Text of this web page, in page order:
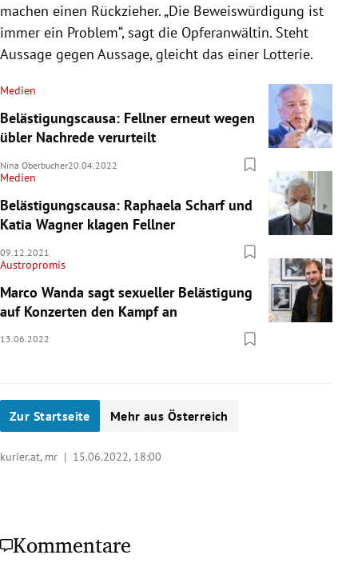
machen einen Rückzieher. „Die Beweiswürdigung ist
immer ein Problem“, sagt die Opferanwältin. Steht
Aussage gegen Aussage, gleicht das einer Lotterie.
Medien
Belästigungscausa: Fellner erneut wegen
übler Nachrede verurteilt
Nina Oberbucher20.04.2022
Medien
Belästigungscausa: Raphaela Scharf und
Katia Wagner klagen Fellner
09.12.2021
Austropromis
Marco Wanda sagt sexueller Belästigung
auf Konzerten den Kampf an
13.06.2022
Zur Startseite Mehr aus Österreich
kurier.at, mr | 15.06.2022, 18:00
Kommentare